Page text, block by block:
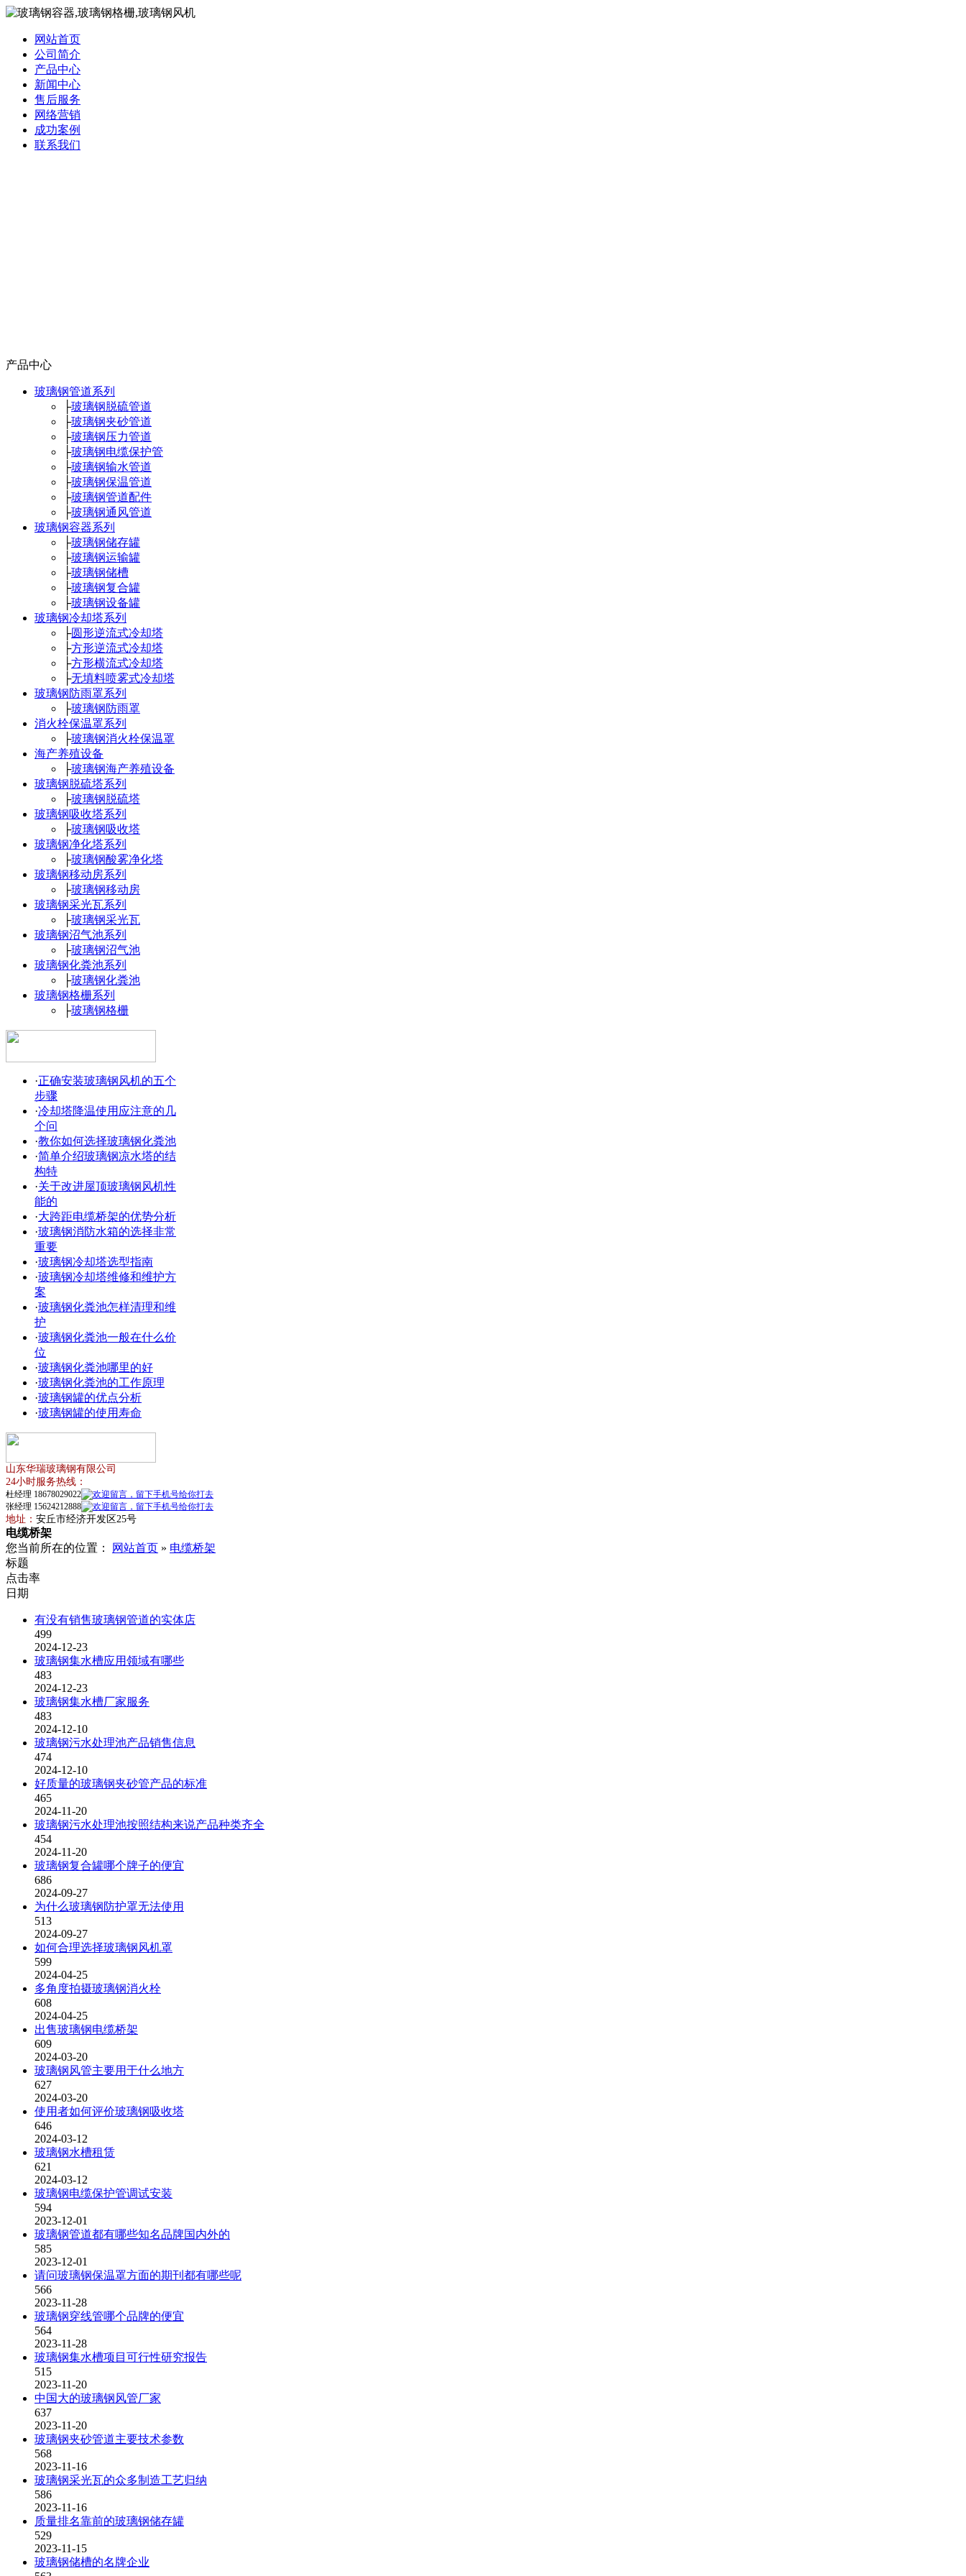
网站首页
公司简介
产品中心
新闻中心
售后服务
网络营销
成功案例
联系我们
产品中心
玻璃钢管道系列
├玻璃钢脱硫管道
├玻璃钢夹砂管道
├玻璃钢压力管道
├玻璃钢电缆保护管
├玻璃钢输水管道
├玻璃钢保温管道
├玻璃钢管道配件
├玻璃钢通风管道
玻璃钢容器系列
├玻璃钢储存罐
├玻璃钢运输罐
├玻璃钢储槽
├玻璃钢复合罐
├玻璃钢设备罐
玻璃钢冷却塔系列
├圆形逆流式冷却塔
├方形逆流式冷却塔
├方形横流式冷却塔
├无填料喷雾式冷却塔
玻璃钢防雨罩系列
├玻璃钢防雨罩
消火栓保温罩系列
├玻璃钢消火栓保温罩
海产养殖设备
├玻璃钢海产养殖设备
玻璃钢脱硫塔系列
├玻璃钢脱硫塔
玻璃钢吸收塔系列
├玻璃钢吸收塔
玻璃钢净化塔系列
├玻璃钢酸雾净化塔
玻璃钢移动房系列
├玻璃钢移动房
玻璃钢采光瓦系列
├玻璃钢采光瓦
玻璃钢沼气池系列
├玻璃钢沼气池
玻璃钢化粪池系列
├玻璃钢化粪池
玻璃钢格栅系列
├玻璃钢格栅
·正确安装玻璃钢风机的五个
步骤
·冷却塔降温使用应注意的几
个问
·教你如何选择玻璃钢化粪池
·简单介绍玻璃钢凉水塔的结
构特
·关于改进屋顶玻璃钢风机性
能的
·大跨距电缆桥架的优势分析
·玻璃钢消防水箱的选择非常
重要
·玻璃钢冷却塔选型指南
·玻璃钢冷却塔维修和维护方
案
·玻璃钢化粪池怎样清理和维
护
·玻璃钢化粪池一般在什么价
位
·玻璃钢化粪池哪里的好
·玻璃钢化粪池的工作原理
·玻璃钢罐的优点分析
·玻璃钢罐的使用寿命
山东华瑞玻璃钢有限公司
24小时服务热线：
杜经理 18678029022
张经理 15624212888
地址： 安丘市经济开发区25号
电缆桥架
您当前所在的位置：
网站首页 » 电缆桥架
标题
点击率
日期
有没有销售玻璃钢管道的实体店
499
2024-12-23
玻璃钢集水槽应用领域有哪些
483
2024-12-23
玻璃钢集水槽厂家服务
483
2024-12-10
玻璃钢污水处理池产品销售信息
474
2024-12-10
好质量的玻璃钢夹砂管产品的标准
465
2024-11-20
玻璃钢污水处理池按照结构来说产品种类齐全
454
2024-11-20
玻璃钢复合罐哪个牌子的便宜
686
2024-09-27
为什么玻璃钢防护罩无法使用
513
2024-09-27
如何合理选择玻璃钢风机罩
599
2024-04-25
多角度拍摄玻璃钢消火栓
608
2024-04-25
出售玻璃钢电缆桥架
609
2024-03-20
玻璃钢风管主要用于什么地方
627
2024-03-20
使用者如何评价玻璃钢吸收塔
646
2024-03-12
玻璃钢水槽租赁
621
2024-03-12
玻璃钢电缆保护管调试安装
594
2023-12-01
玻璃钢管道都有哪些知名品牌国内外的
585
2023-12-01
请问玻璃钢保温罩方面的期刊都有哪些呢
566
2023-11-28
玻璃钢穿线管哪个品牌的便宜
564
2023-11-28
玻璃钢集水槽项目可行性研究报告
515
2023-11-20
中国大的玻璃钢风管厂家
637
2023-11-20
玻璃钢夹砂管道主要技术参数
568
2023-11-16
玻璃钢采光瓦的众多制造工艺归纳
586
2023-11-16
质量排名靠前的玻璃钢储存罐
529
2023-11-15
玻璃钢储槽的名牌企业